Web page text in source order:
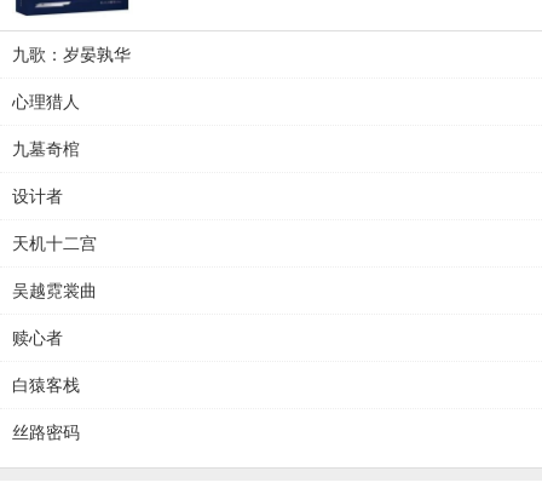
九歌：岁晏孰华
心理猎人
九墓奇棺
设计者
天机十二宫
吴越霓裳曲
赎心者
白猿客栈
丝路密码